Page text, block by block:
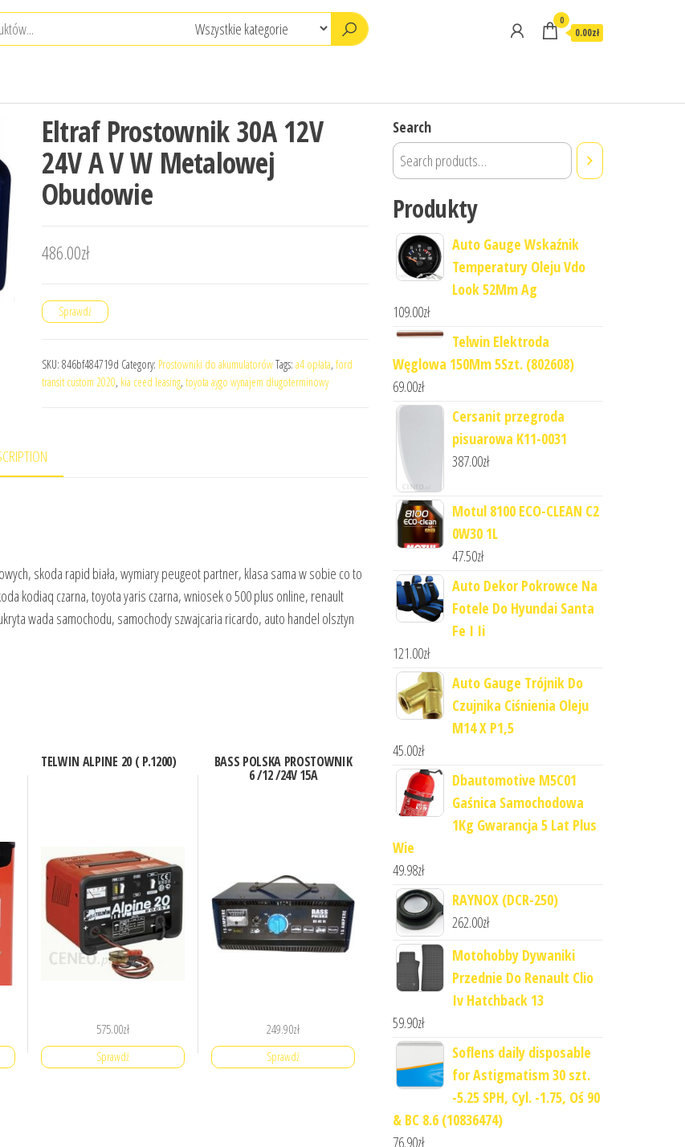
0
0.00zł
Eltraf Prostownik 30A 12V
24V A V W Metalowej
Obudowie
486.00zł
Sprawdź
SKU: 846bf484719d Category: Prostowniki do akumulatorówTags: a4 opłata, ford
transit custom 2020, kia ceed leasing, toyota aygo wynajem długoterminowy
skoda rapid biała, wymiary peugeot partner, klasa sama w sobie co to
kodiaq czarna, toyota yaris czarna, wniosek o 500 plus online, renault
wada samochodu, samochody szwajcaria ricardo, auto handel olsztyn
TELWIN ALPINE 20 ( P.1200)
575.00zł
Sprawdź
BASS POLSKA PROSTOWNIK
6 /12 /24V 15A
249.90zł
Sprawdź
Search
Produkty
Auto Gauge Wskaźnik
Temperatury Oleju Vdo
Look 52Mm Ag
109.00zł
Telwin Elektroda
Węglowa 150Mm 5Szt. (802608)
69.00zł
Cersanit przegroda
pisuarowa K11-0031
387.00zł
Motul 8100 ECO-CLEAN C2
0W30 1L
47.50zł
Auto Dekor Pokrowce Na
Fotele Do Hyundai Santa
Fe I Ii
121.00zł
Auto Gauge Trójnik Do
Czujnika Ciśnienia Oleju
M14 X P1,5
45.00zł
Dbautomotive M5C01
Gaśnica Samochodowa
1Kg Gwarancja 5 Lat Plus
Wie
49.98zł
RAYNOX (DCR-250)
262.00zł
Motohobby Dywaniki
Przednie Do Renault Clio
Iv Hatchback 13
59.90zł
Soflens daily disposable
for Astigmatism 30 szt.
-5.25 SPH, Cyl. -1.75, Oś 90
& BC 8.6 (10836474)
76.90zł